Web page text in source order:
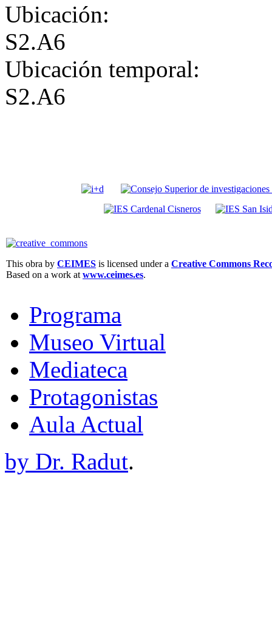
Ubicación:
S2.A6
Ubicación temporal:
S2.A6
This obra by CEIMES is licensed under a Creative Commons
Based on a work at www.ceimes.es.
Programa
Museo Virtual
Mediateca
Protagonistas
Aula Actual
by Dr. Radut.